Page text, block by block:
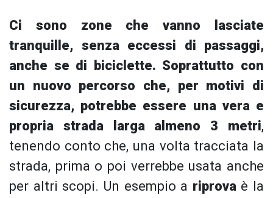
Ci sono zone che vanno lasciate
tranquille, senza eccessi di passaggi,
anche se di biciclette. Soprattutto con
un nuovo percorso che, per motivi di
sicurezza, potrebbe essere una vera e
propria strada larga almeno 3 metri,
tenendo conto che, una volta tracciata la
strada, prima o poi verrebbe usata anche
per altri scopi. Un esempio a riprovaè la